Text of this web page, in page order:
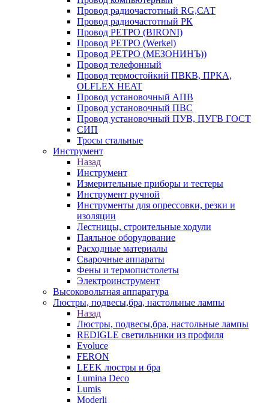
Провод радиочастотный RG,САТ
Провод радиочастотный РК
Провод РЕТРО (BIRONI)
Провод РЕТРО (Werkel)
Провод РЕТРО (МЕЗОНИНЪ))
Провод телефонный
Провод термостойкий ПВКВ, ПРКА,
OLFLEX HEAT
Провод установочный АПВ
Провод установочный ПВС
Провод установочный ПУВ, ПУГВ ГОСТ
СИП
Тросы стальные
Инструмент
Назад
Инструмент
Измерительные приборы и тестеры
Инструмент ручной
Инструменты для опрессовки, резки и
изоляции
Лестницы, строительные ходули
Паяльное оборудование
Расходные материалы
Сварочные аппараты
Фены и термопистолеты
Электроинструмент
Высоковольтная аппаратура
Люстры, подвесы,бра, настольные лампы
Назад
Люстры, подвесы,бра, настольные лампы
REDIGLE светильники из профиля
Evoluce
FERON
LEEK люстры и бра
Lumina Deco
Lumis
Moderli